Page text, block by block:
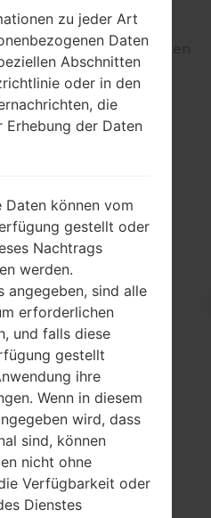
und
Modell und
seine
Eigenschaften
zu jeder Art
Daten
Abschnitten
oder in den
die
der Daten
Daten können vom
gestellt oder
Nachtrags
werden.
angegeben, sind alle
erforderlichen
und falls diese
gestellt
ihre
Wenn in diesem
wird, dass
sind, können
nicht ohne
Verfügbarkeit oder
Dienstes